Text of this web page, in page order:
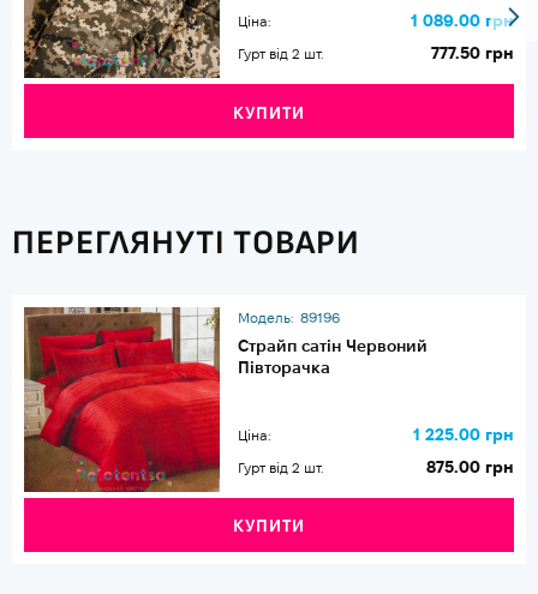
Ціна: 1 089.00 грн
Гурт від 2 шт. 777.50 грн
КУПИТИ
ПЕРЕГЛЯНУТІ ТОВАРИ
Модель: 89196
Страйп сатін Червоний
Півторачка
Ціна: 1 225.00 грн
Гурт від 2 шт. 875.00 грн
КУПИТИ